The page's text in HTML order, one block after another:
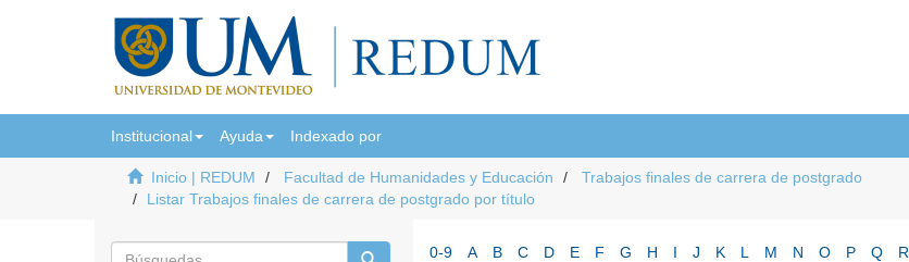
Institucional Ayuda Indexado por
Inicio | REDUM Facultad de Humanidades y Educación
Trabajos finales de carrera de postgrado
Listar Trabajos finales de carrera de postgrado por título
0-9 A B C D E F G H I J K L M N O P Q R